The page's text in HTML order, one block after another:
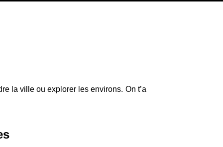
la ville ou explorer les environs. On t’a